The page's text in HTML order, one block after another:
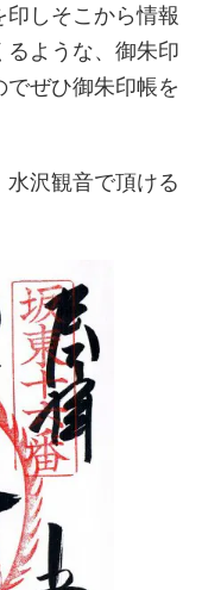
しそこから情報
ような、御朱印
ぜひ御朱印帳を
沢観音で頂ける